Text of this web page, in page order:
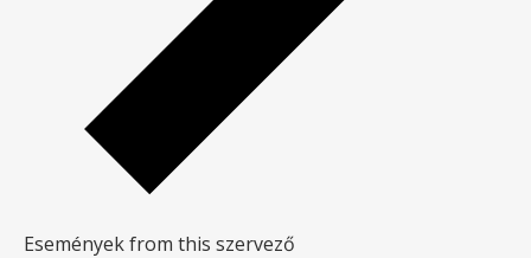
Események from this szervező